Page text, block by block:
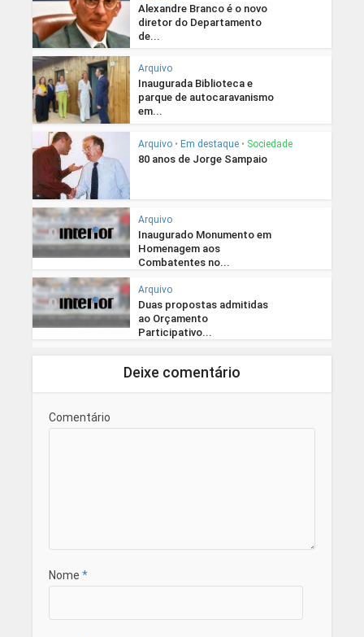
Alexandre Branco é o novo
diretor do Departamento
de...
Arquivo
Inaugurada Biblioteca e
parque de autocaravanismo
em...
Arquivo • Em destaque • Sociedade
80 anos de Jorge Sampaio
Arquivo
Inaugurado Monumento em
Homenagem aos
Combatentes no...
Arquivo
Duas propostas admitidas
ao Orçamento
Participativo...
Deixe comentário
Comentário
Nome *